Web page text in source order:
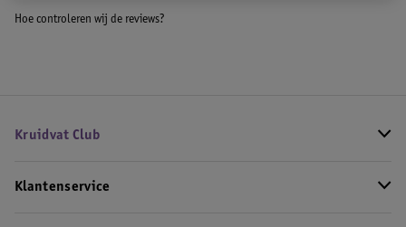
Hoe controleren wij de reviews?
Kruidvat Club
Klantenservice